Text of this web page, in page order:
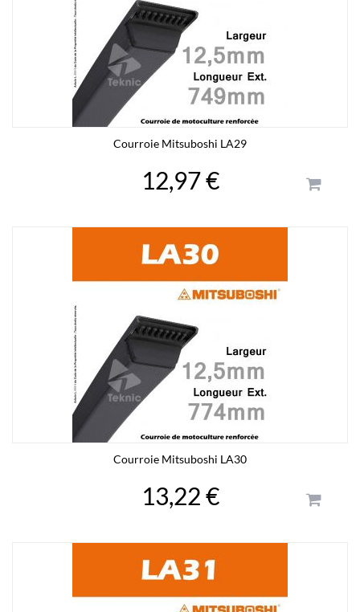
Courroie Mitsuboshi LA29
12,97 €
Courroie Mitsuboshi LA30
13,22 €